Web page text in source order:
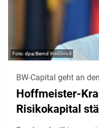
dpa/Bernd Weißbrod
BW-Capital geht an
Hoffmeister-
Risikokapital